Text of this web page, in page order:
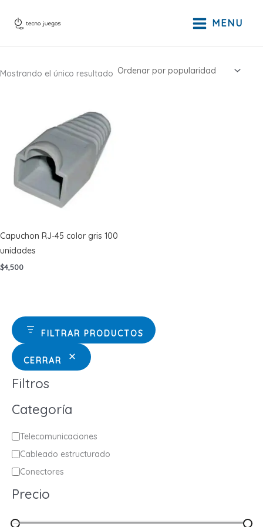
MENU
FILTRAR PRODUCTOS
CERRAR
Filtros
Categoría
C
a
t
g
o
Telecomunicaciones
Cableado estructurado
Conectores
Precio
Mostrando el único resultado
Capuchon RJ-45 color gris 100
unidades
$4,500